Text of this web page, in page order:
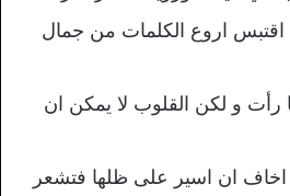
اقتبس اروع الكلمات من جمال
رأت و لكن القلوب لا يمكن ان
اخاف ان اسير على ظلها فتشعر